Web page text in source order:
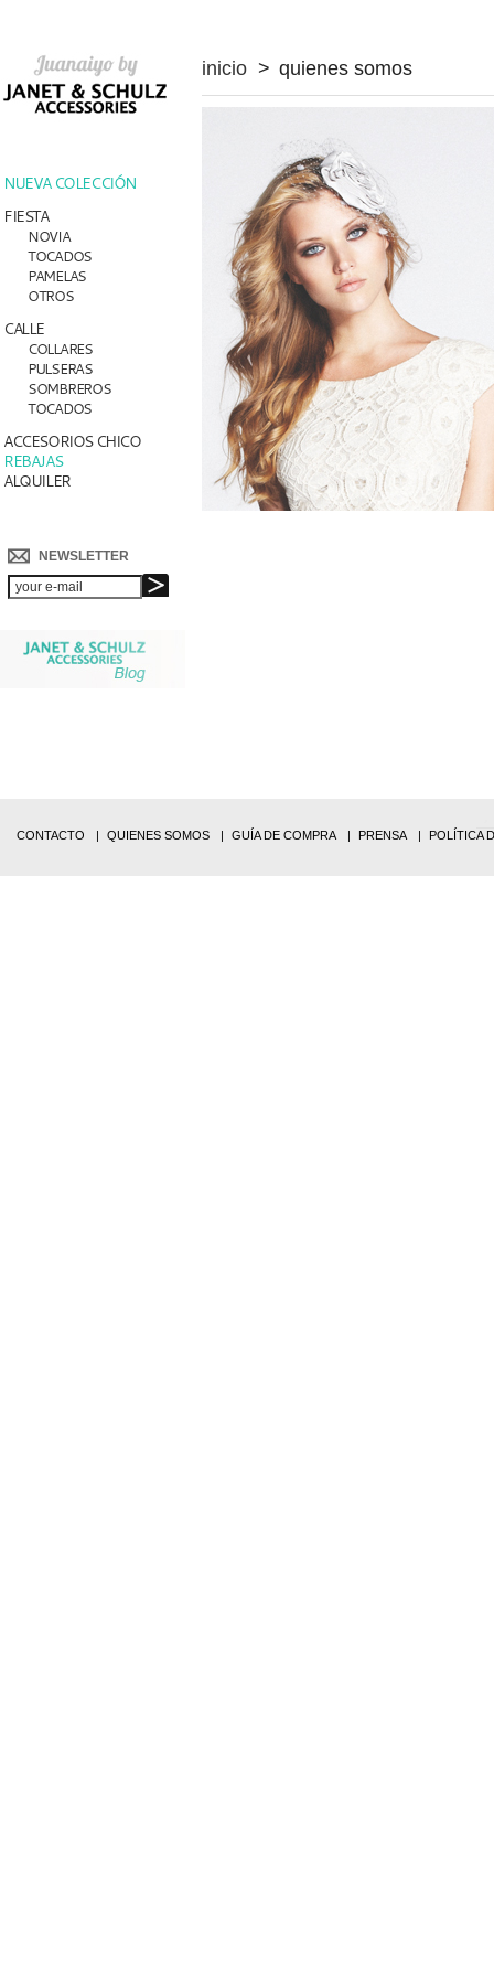
NUEVA COLECCIÓN
FIESTA
NOVIA
TOCADOS
PAMELAS
OTROS
CALLE
COLLARES
PULSERAS
SOMBREROS
TOCADOS
ACCESORIOS CHICO
REBAJAS
ALQUILER
NEWSLETTER
inicio > quienes somos
CONTACTO QUIENES SOMOS GUÍA DE COMPRA PRENSA POLÍTICA